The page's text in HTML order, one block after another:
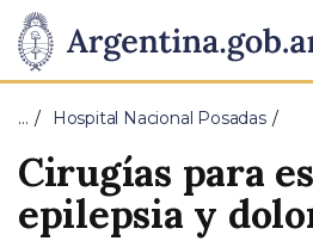
Presidencia
de
la
Nación
Pasar al contenido principal
… Hospital Nacional Posadas
Cirugías para
epilepsia y